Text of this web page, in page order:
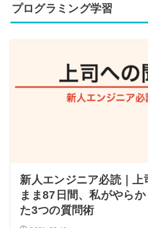
プログラミング学習
新人エンジニア必読｜上
まま87日間、私がやら
た3つの質問術